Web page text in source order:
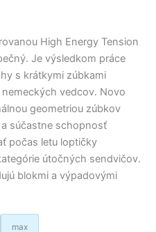
High Energy Tension
Je výsledkom práce
s krátkymi zúbkami
vedcov. Novo
geometriou zúbkov
súčastne schopnosť
počas letu loptičky
útočných sendvičov.
blokmi a výpadovými
max